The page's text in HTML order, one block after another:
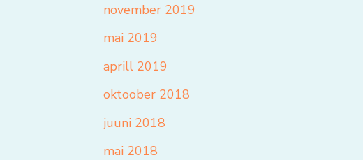
november 2019
mai 2019
aprill 2019
oktoober 2018
juuni 2018
mai 2018